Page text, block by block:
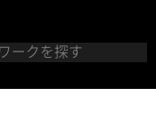
ークを探す